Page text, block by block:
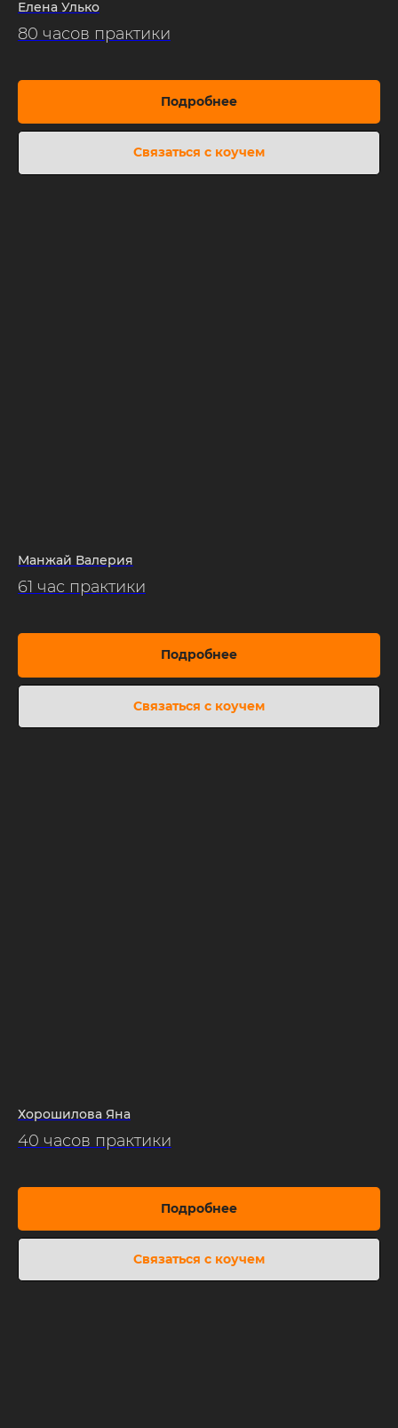
Елена Улько
80 часов практики
Подробнее
Связаться с коучем
Манжай Валерия
61 час практики
Подробнее
Связаться с коучем
Хорошилова Яна
40 часов практики
Подробнее
Связаться с коучем